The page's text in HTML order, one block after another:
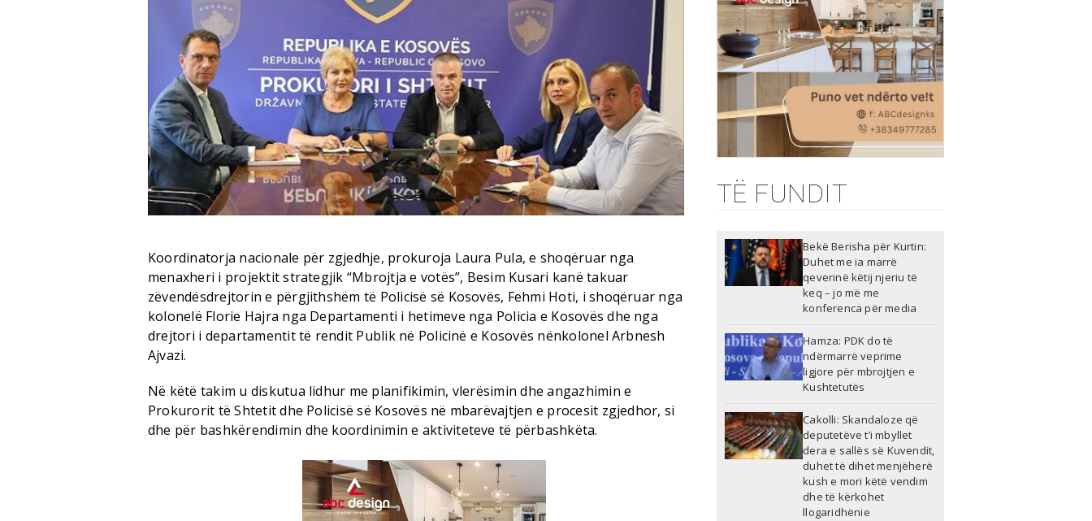
Koordinatorja nacionale për zgjedhje, prokuroja Laura Pula, e shoqëruar nga
menaxheri i projektit strategjik “Mbrojtja e votës”, Besim Kusari kanë takuar
zëvendësdrejtorin e përgjithshëm të Policisë së Kosovës, Fehmi Hoti, i shoqëruar nga
kolonelë Florie Hajra nga Departamenti i hetimeve nga Policia e Kosovës dhe nga
drejtori i departamentit të rendit Publik në Policinë e Kosovës nënkolonel Arbnesh
Ajvazi.
Në këtë takim u diskutua lidhur me planifikimin, vlerësimin dhe angazhimin e
Prokurorit të Shtetit dhe Policisë së Kosovës në mbarëvajtjen e procesit zgjedhor, si
dhe për bashkërendimin dhe koordinimin e aktiviteteve të përbashkëta.
TË FUNDIT
Bekë Berisha për Kurtin:
Duhet me ia marrë
qeverinë këtij njeriu të
keq – jo më me
konferenca për media
Hamza: PDK do të
ndërmarrë veprime
ligjore për mbrojtjen e
Kushtetutës
Cakolli: Skandaloze që
deputetëve t’i mbyllet
dera e sallës së Kuvendit,
duhet të dihet menjëherë
kush e mori këtë vendim
dhe të kërkohet
llogaridhënie